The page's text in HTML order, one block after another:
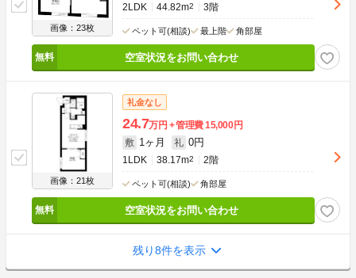
画像：23枚
2LDK 44.82m2 3階
ペット可(相談) 最上階 角部屋
空室状況をお問い合わせ
画像：21枚
礼金なし
24.7万円 管理費15,000円
敷 1ヶ月 礼 0円
1LDK 38.17m2 2階
ペット可(相談) 角部屋
空室状況をお問い合わせ
残り8件を表示